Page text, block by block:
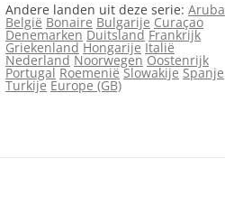
Andere landen uit deze serie: Aruba
België Bonaire Bulgarije Curaçao
Denemarken Duitsland Frankrijk
Griekenland Hongarije Italië
Nederland Noorwegen Oostenrijk
Portugal Roemenië Slowakije Spanje
Turkije Europe (GB)